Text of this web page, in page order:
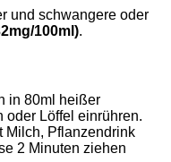
und schwangere oder
100ml).
in 80ml heißer
oder Löffel einrühren.
Milch, Pflanzendrink
2 Minuten ziehen